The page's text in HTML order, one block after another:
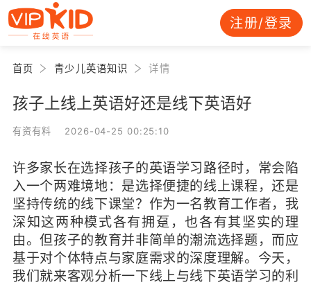
注册/登录
首页 青少儿英语知识 详情
孩子上线上英语好还是线下英语好
有资有料 2026-04-25 00:25:10
许多家长在选择孩子的英语学习路径时，常会陷
入一个两难境地：是选择便捷的线上课程，还是
坚持传统的线下课堂？作为一名教育工作者，我
深知这两种模式各有拥趸，也各有其坚实的理
由。但孩子的教育并非简单的潮流选择题，而应
基于对个体特点与家庭需求的深度理解。今天，
我们就来客观分析一下线上与线下英语学习的利